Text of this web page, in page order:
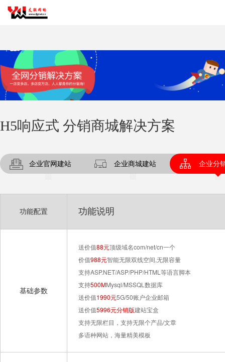
H5响应式 分销商城解决方案
企业官网建站 企业商城建站 企业分
功能配置 功能说明
基础参数
送价值88元顶级域名com/net/cn一个
价值988元智能无限双线空间,无限容量
支持ASP.NET/ASP/PHP/HTML等语言脚本
支持500MMysql/MSSQL数据库
送价值1990元5G/50账户企业邮箱
送价值5996元分销版建站宝盒
支持无限栏目，支持无限个产品/文章
多语种网站，海量精美模板